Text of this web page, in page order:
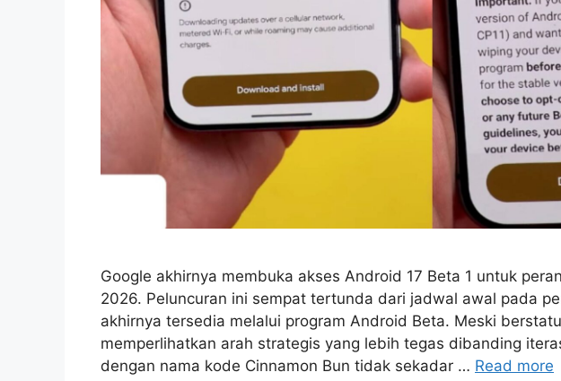
Google akhirnya membuka akses Android 17 Beta 1 untuk
2026. Peluncuran ini sempat tertunda dari jadwal awal pada
akhirnya tersedia melalui program Android Beta. Meski
memperlihatkan arah strategis yang lebih tegas dibanding
dengan nama kode Cinnamon Bun tidak sekadar … Read more